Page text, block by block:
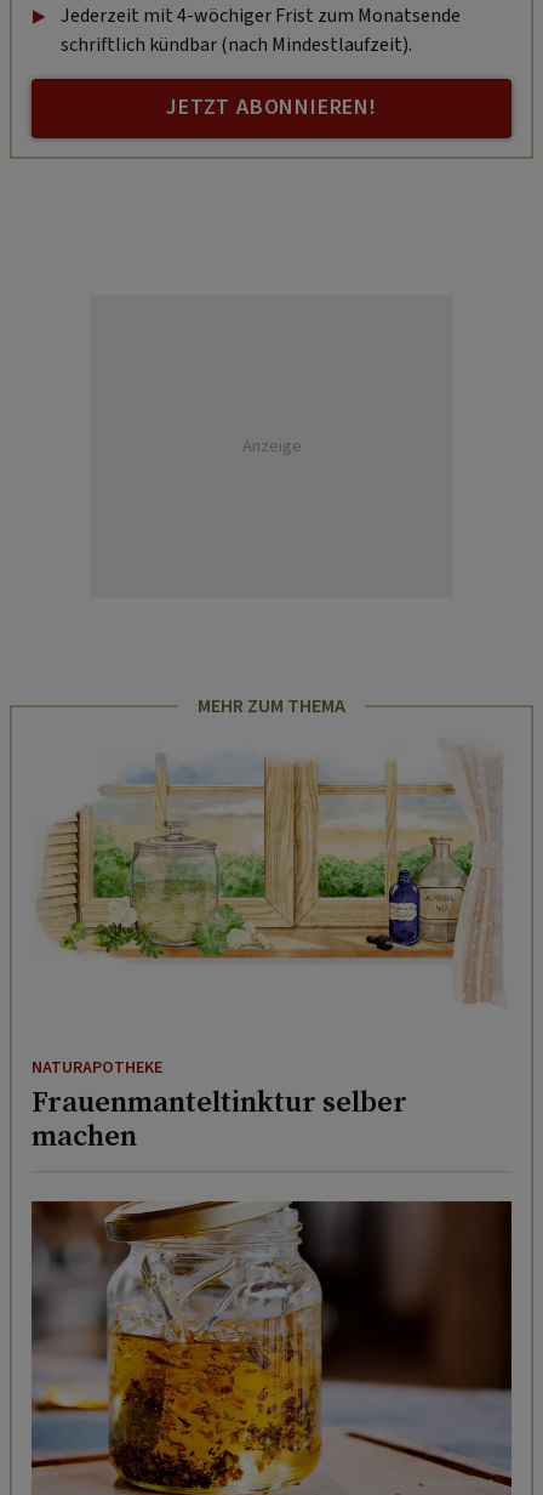
Jederzeit mit 4-wöchiger Frist zum Monatsende
schriftlich kündbar (nach Mindestlaufzeit).
JETZT ABONNIEREN!
Anzeige
MEHR ZUM THEMA
NATURAPOTHEKE
Frauenmanteltinktur selber
machen